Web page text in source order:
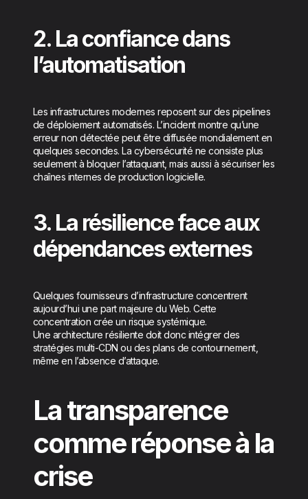
2. La confiance dans
l’automatisation
Les infrastructures modernes reposent sur des pipelines
de déploiement automatisés. L’incident montre qu’une
erreur non détectée peut être diffusée mondialement en
quelques secondes. La cybersécurité ne consiste plus
seulement à bloquer l’attaquant, mais aussi à sécuriser les
chaînes internes de production logicielle.
3. La résilience face aux
dépendances externes
Quelques fournisseurs d’infrastructure concentrent
aujourd’hui une part majeure du Web. Cette
concentration crée un risque systémique.
Une architecture résiliente doit donc intégrer des
stratégies multi-CDN ou des plans de contournement,
même en l’absence d’attaque.
La transparence
comme réponse à la
crise